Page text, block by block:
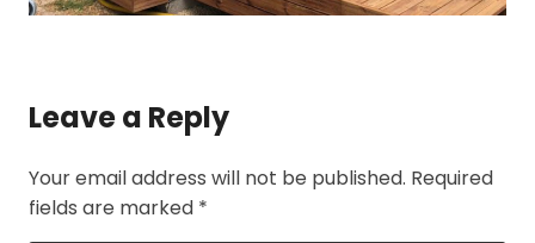
Leave a Reply
Your email address will not be published. Required
fields are marked *